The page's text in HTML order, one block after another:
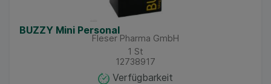
BUZZY Mini Personal
Fleser Pharma GmbH
1 St
12738917
Verfügbarkeit